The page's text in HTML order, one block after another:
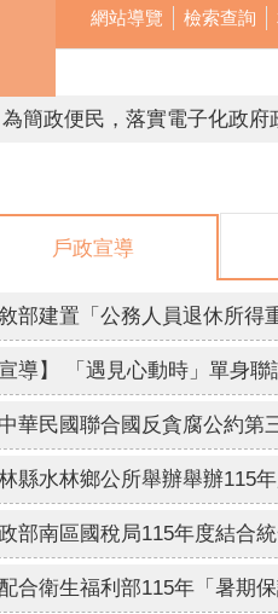
網站導覽 檢索查詢
不買票、不賣票 法務部檢舉
不買票、不賣票 法務部檢舉
檢舉賄選 人人有責 檢舉專線
互傳裸露私密照已觸法，拒
網路旅程，不留傷痕，防治
戶政宣導